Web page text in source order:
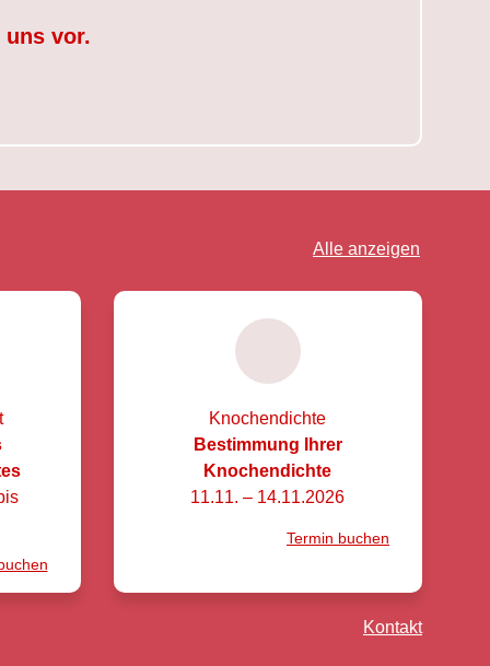
uns vor.
Alle anzeigen
Knochendichte
Bestimmung Ihrer
Knochendichte
11.11. – 14.11.2026
Termin buchen
Kontakt